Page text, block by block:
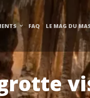
FAQ LE MAG DU